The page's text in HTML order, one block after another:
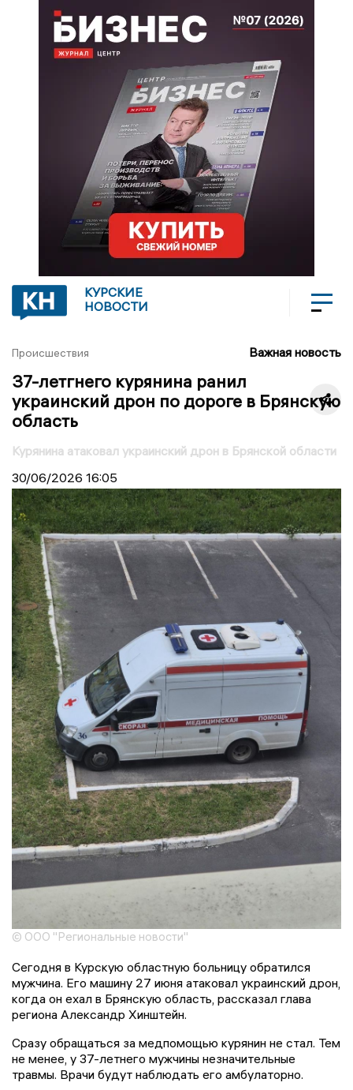
КУРСКИЕ
НОВОСТИ
Происшествия Важная новость
37-летгнего курянина ранил
украинский дрон по дороге в Брянскую
область
Курянина атаковал украинский дрон в Брянской области
30/06/2026 16:05
© ООО "Региональные новости"
Сегодня в Курскую областную больницу обратился
мужчина. Его машину 27 июня атаковал украинский дрон,
когда он ехал в Брянскую область, рассказал глава
региона Александр Хинштейн.
Сразу обращаться за медпомощью курянин не стал. Тем
не менее, у 37-летнего мужчины незначительные
травмы. Врачи будут наблюдать его амбулаторно.